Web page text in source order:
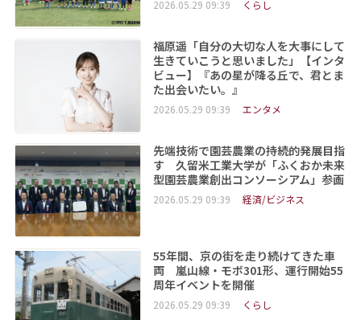
2026.05.29 09:39 くらし
福原遥「自分の大切な人を大事にして
生きていこうと思いました」【インタ
ビュー】『あの星が降る丘で、君とま
た出会いたい。』
2026.05.29 09:39 エンタメ
先端技術で園芸農業の持続的発展目指
す 久留米工業大学が「ふくおか未来
型園芸農業創出コンソーシアム」参画
2026.05.29 09:39 経済/ビジネス
55年間、京の街を走り続けてきた車
両 嵐山線・モボ301形、運行開始55
周年イベントを開催
2026.05.29 09:39 くらし